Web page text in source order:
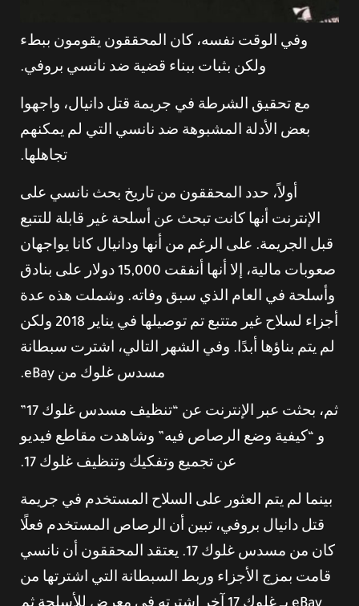
وفي الوقت نفسه، كان المحققون يقومون ببطء
ولكن بثبات ببناء قضية ضد نانسي بروفي.
مع تحقيق الشرطة في جريمة قتل دانيال، واجهوا
بعض الأدلة المشبوهة ضد نانسي التي لم يمكنهم
تجاهلها.
أولاً، حدد المحققون من تاريخ بحث نانسي على
الإنترنت أنها كانت تبحث عن أسلحة غير قابلة للتتبع
قبل الجريمة. على الرغم من أنها ودانيال كانا يواجهان
صعوبات مالية، إلا أنها أنفقت 15,000 دولار على بنادق
وأسلحة في العام الذي سبق وفاته. وشملت هذه عدة
أجزاء لسلاح غير متتبع تم توصيلها في يناير 2018 ولكن
لم يتم بناؤها أبدًا. وفي الشهر التالي، اشترت سبطانة
مسدس غلوك من eBay.
ثم، بحثت عبر الإنترنت عن “تنظيف مسدس غلوك 17”
و “كيفية وضع الرصاص فيه” وشاهدت مقاطع فيديو
عن تجميع وتفكيك وتنظيف غلوك 17.
بينما لم يتم العثور على السلاح المستخدم في جريمة
قتل دانيال بروفي، تبين أن الرصاص المستخدم فعلًا
كان من مسدس غلوك 17. يعتقد المحققون أن نانسي
قامت بمزج الأجزاء وربط السبطانة التي اشترتها من